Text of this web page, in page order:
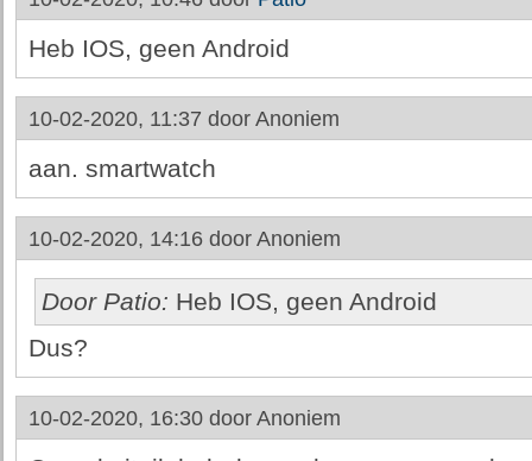
Heb IOS, geen Android
10-02-2020, 11:37 door Anoniem
aan. smartwatch
10-02-2020, 14:16 door Anoniem
Door Patio: Heb IOS, geen Android
Dus?
10-02-2020, 16:30 door Anoniem